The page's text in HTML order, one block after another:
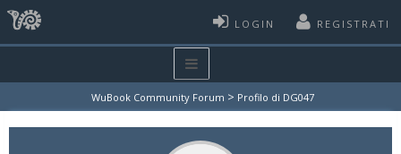
LOGIN REGISTRATI
WuBook Community Forum > Profilo di DG047